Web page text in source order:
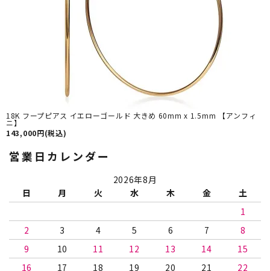
18K フープピアス イエローゴールド 大きめ 60mm x 1.5mm 【アンフィ
ニ】
143,000円(税込)
営業日カレンダー
2026年8月
日
月 火 水 木 金
土
1
2
3 4 5 6 7
8
9
10 11 12 13 14
15
16
17 18 19 20 21
22